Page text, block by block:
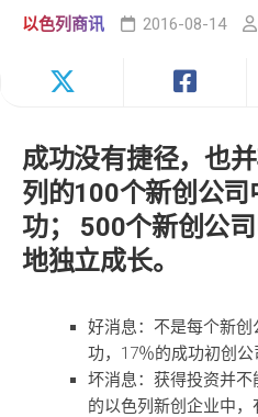
以色列商讯 2016-08-14
成功没有捷径，也
列的100个新创公
功； 500个新创公
地独立成长。
好消息：不是每个新
功，17％的成功初创
坏消息：获得投资并
的以色列新创企业中